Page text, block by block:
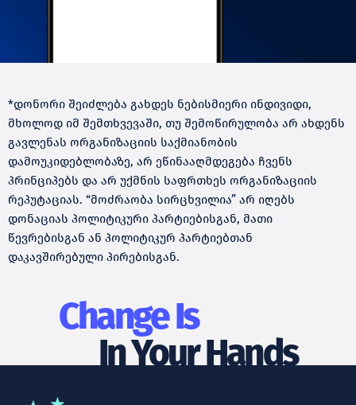
*დონორი შეიძლება გახდეს ნებისმიერი ინდივიდი,
მხოლოდ იმ შემთხვევაში, თუ შემოწირულობა არ ახდენს
გავლენას ორგანიზაციის საქმიანობის
დამოუკიდებლობაზე, არ ეწინააღმდეგება ჩვენს
პრინციპებს და არ უქმნის საფრთხეს ორგანიზაციის
რეპუტაციას. “მოძრაობა სირცხვილია” არ იღებს
დონაციას პოლიტიკური პარტიებისგან, მათი
წევრებისგან ან პოლიტიკურ პარტიებთან
დაკავშირებული პირებისგან.
Change Is
In Your Hands